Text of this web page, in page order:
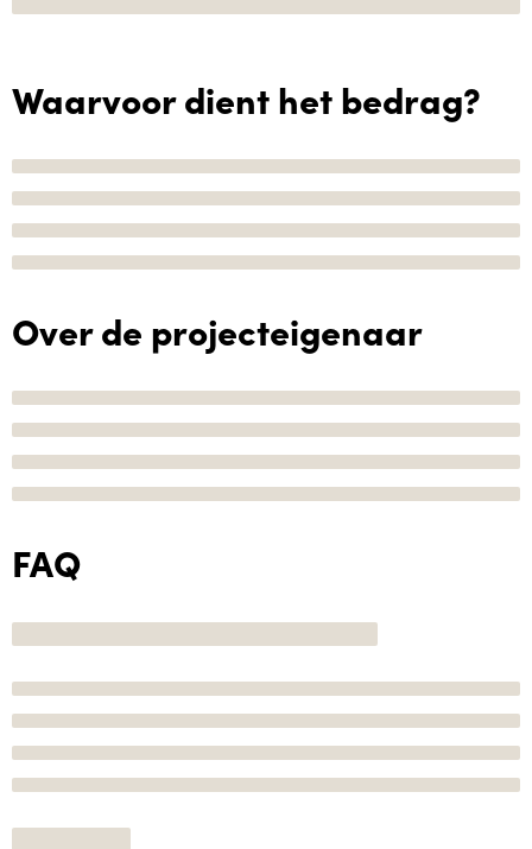
Waarvoor dient het bedrag?
Over de projecteigenaar
FAQ